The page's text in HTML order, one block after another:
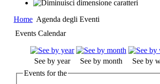
Home Agenda degli Eventi
Events Calendar
See by year See by month See by
Events for the